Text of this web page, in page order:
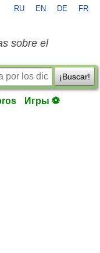
RU EN DE FR
sobre el
¡Buscar!
Игры ⚽